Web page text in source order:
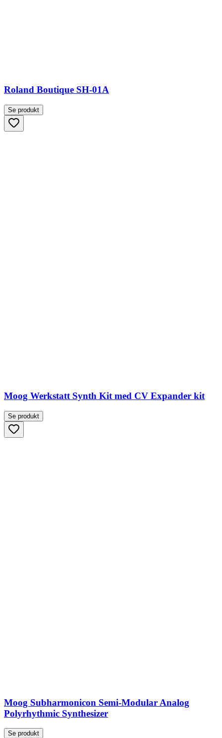
Roland Boutique SH-01A
Se produkt
Moog Werkstatt Synth Kit med CV Expander kit
Se produkt
Moog Subharmonicon Semi-Modular Analog
Polyrhythmic Synthesizer
Se produkt